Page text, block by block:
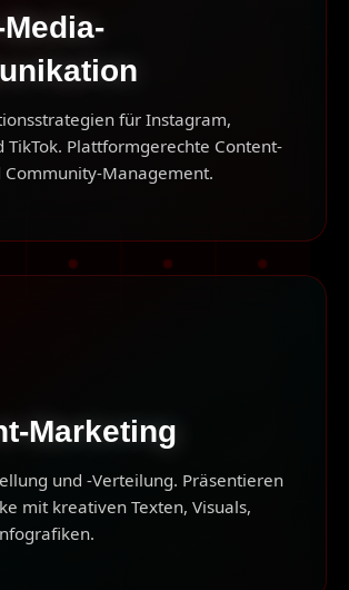
für Instagram,
TikTok. Plattformgerechte Content-
Community-Management.
Marketing
und -Verteilung. Präsentieren
mit kreativen Texten, Visuals,